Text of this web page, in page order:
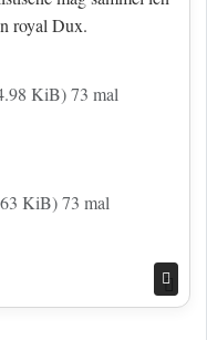
royal Dux.
KiB) 73 mal
KiB) 73 mal